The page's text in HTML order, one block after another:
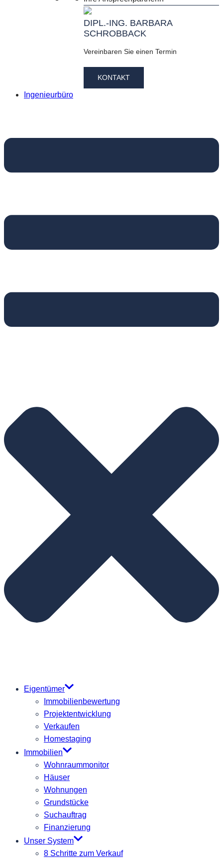
DIPL.-ING. BARBARA
SCHROBBACK
Vereinbaren Sie einen Termin
KONTAKT
Ingenieurbüro
Eigentümer
Immobilienbewertung
Projektentwicklung
Verkaufen
Homestaging
Immobilien
Wohnraummonitor
Häuser
Wohnungen
Grundstücke
Suchauftrag
Finanzierung
Unser System
8 Schritte zum Verkauf